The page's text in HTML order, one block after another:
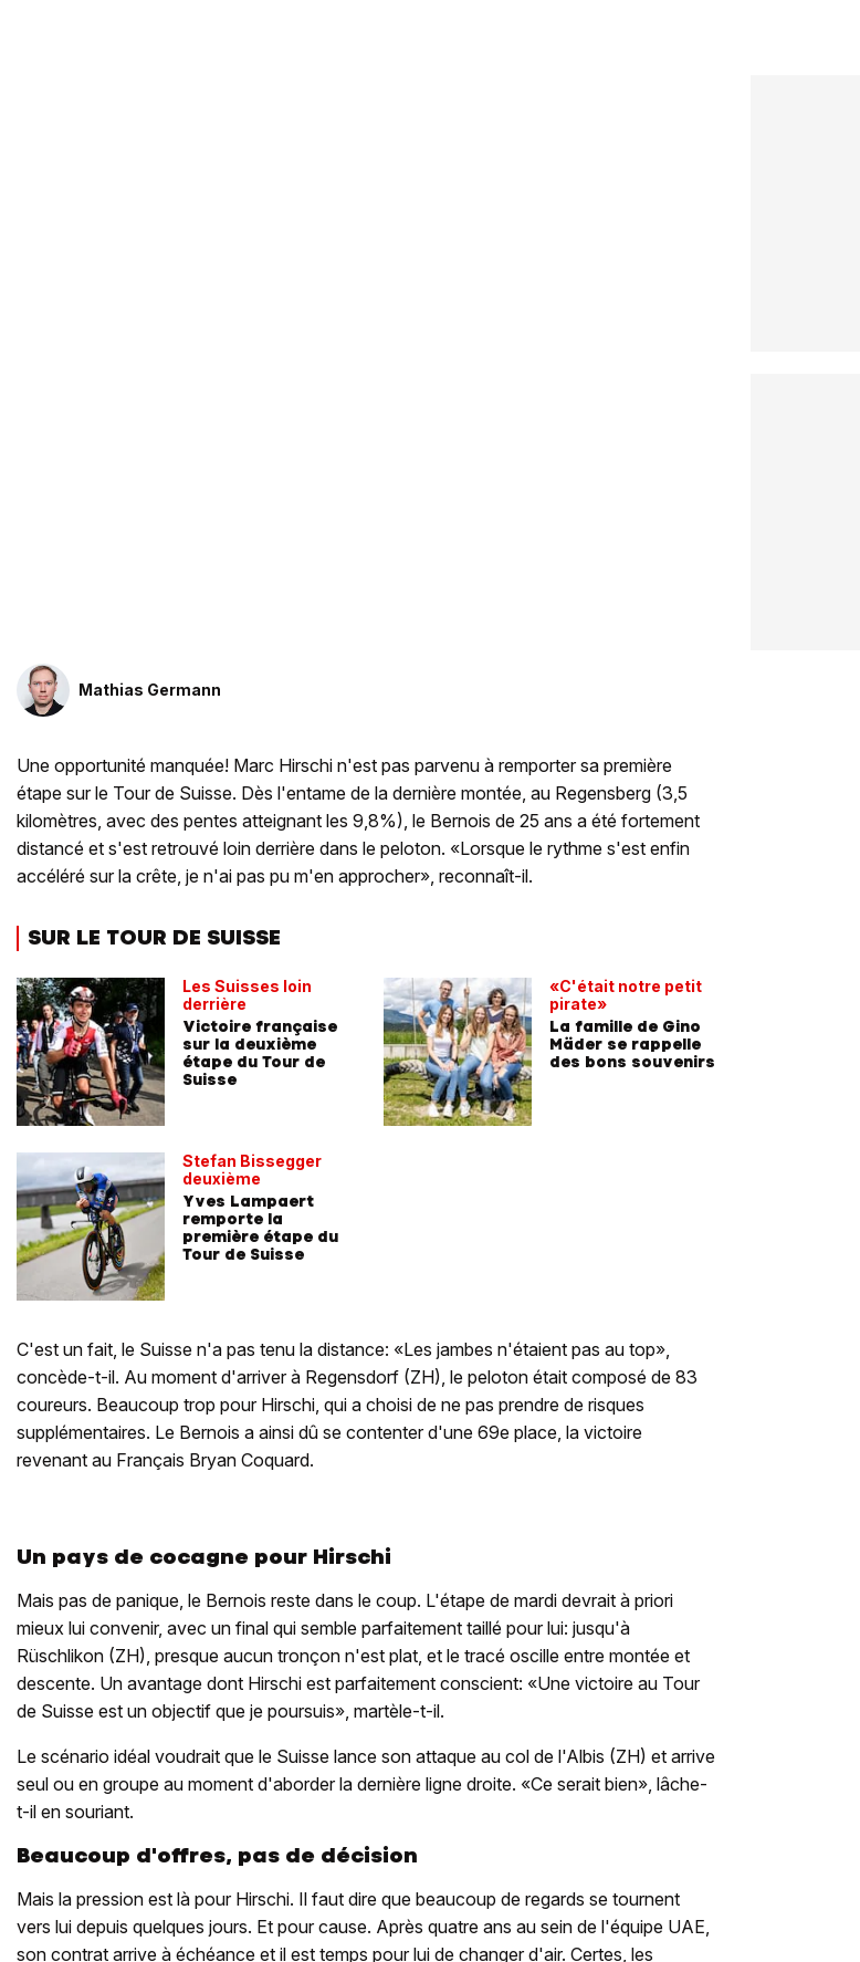
Mathias Germann
Une opportunité manquée! Marc Hirschi n'est pas parvenu à remporter sa première
étape sur le Tour de Suisse. Dès l'entame de la dernière montée, au Regensberg (3,5
kilomètres, avec des pentes atteignant les 9,8%), le Bernois de 25 ans a été fortement
distancé et s'est retrouvé loin derrière dans le peloton. «Lorsque le rythme s'est enfin
accéléré sur la crête, je n'ai pas pu m'en approcher», reconnaît-il.
SUR LE TOUR DE SUISSE
Les Suisses loin
derrière
Victoire française
sur la deuxième
étape du Tour de
Suisse
Stefan Bissegger
deuxième
Yves Lampaert
remporte la
première étape du
Tour de Suisse
«C'était notre petit
pirate»
La famille de Gino
Mäder se rappelle
des bons souvenirs
C'est un fait, le Suisse n'a pas tenu la distance: «Les jambes n'étaient pas au top»,
concède-t-il. Au moment d'arriver à Regensdorf (ZH), le peloton était composé de 83
coureurs. Beaucoup trop pour Hirschi, qui a choisi de ne pas prendre de risques
supplémentaires. Le Bernois a ainsi dû se contenter d'une 69e place, la victoire
revenant au Français Bryan Coquard.
Un pays de cocagne pour Hirschi
Mais pas de panique, le Bernois reste dans le coup. L'étape de mardi devrait à priori
mieux lui convenir, avec un final qui semble parfaitement taillé pour lui: jusqu'à
Rüschlikon (ZH), presque aucun tronçon n'est plat, et le tracé oscille entre montée et
descente. Un avantage dont Hirschi est parfaitement conscient: «Une victoire au Tour
de Suisse est un objectif que je poursuis», martèle-t-il.
Le scénario idéal voudrait que le Suisse lance son attaque au col de l'Albis (ZH) et arrive
seul ou en groupe au moment d'aborder la dernière ligne droite. «Ce serait bien», lâche-
t-il en souriant.
Beaucoup d'offres, pas de décision
Mais la pression est là pour Hirschi. Il faut dire que beaucoup de regards se tournent
vers lui depuis quelques jours. Et pour cause. Après quatre ans au sein de l'équipe UAE,
son contrat arrive à échéance et il est temps pour lui de changer d'air. Certes, les